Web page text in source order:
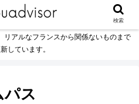
リアルなフランスから関係ないものまで
しています。
パス
検索